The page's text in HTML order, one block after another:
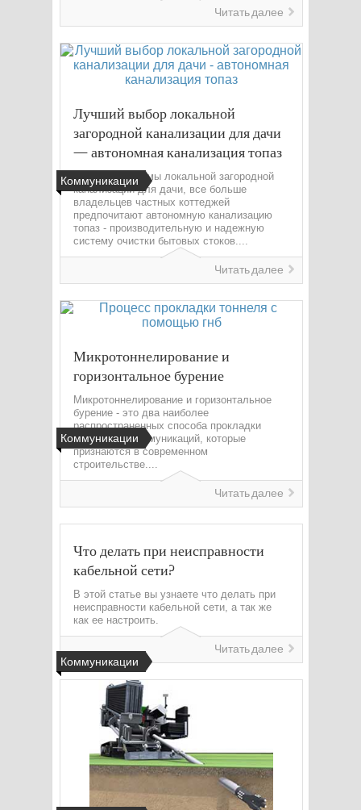
Читать далее
Коммуникации
Лучший выбор локальной
загородной канализации для дачи
— автономная канализация топаз
Выбирая системы локальной загородной
канализации для дачи, все больше
владельцев частных коттеджей
предпочитают автономную канализацию
топаз - производительную и надежную
систему очистки бытовых стоков....
Читать далее
Коммуникации
Микротоннелирование и
горизонтальное бурение
Микротоннелирование и горизонтальное
бурение - это два наиболее
распространенных способа прокладки
подземных коммуникаций, которые
признаются в современном
строительстве....
Читать далее
Коммуникации
Что делать при неисправности
кабельной сети?
В этой статье вы узнаете что делать при
неисправности кабельной сети, а так же
как ее настроить.
Читать далее